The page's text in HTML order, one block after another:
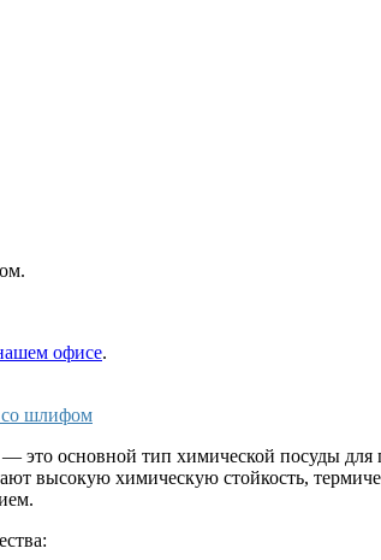
офисе.
шлифом
основной тип химической посуды для
высокую химическую стойкость,